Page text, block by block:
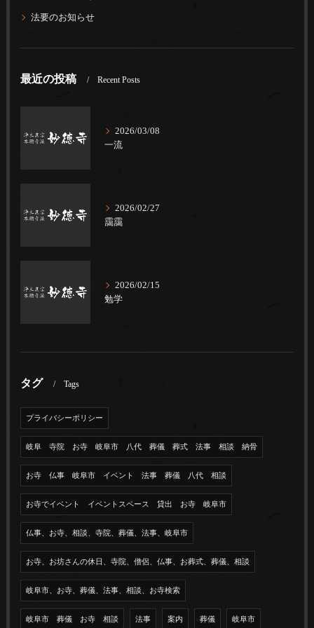
法要のお知らせ
最近の投稿 Recent Posts
2026/03/08
一流
2026/02/27
靄靄
2026/02/15
勉学
タグ Tags
プライバシーポリシー
岐阜 寺院 お寺 岐阜市 八代 葬儀 葬式 法事 相談 納骨
お寺 仏事 岐阜市 イベント 法事 葬儀 八代 相談
お寺でイベント イベントスペース 貸出 お寺 岐阜市
仏事、お寺、相談、寺院、葬儀、法事、岐阜市
お寺、お坊さんの休日、寺院、僧侶、仏事、お葬式、葬儀、相談
岐阜市、お寺、葬儀、法事、相談、お寺検索
岐阜市 葬儀 お寺 相談 法事 案内 葬儀 岐阜市